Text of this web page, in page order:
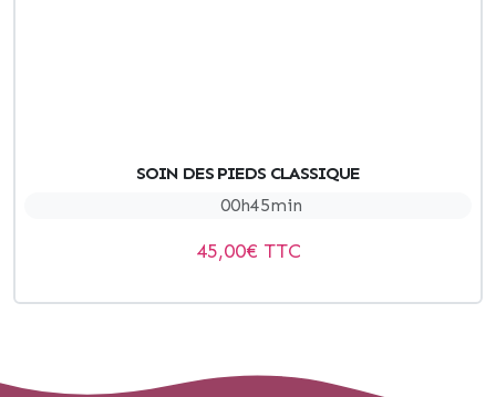
SOIN DES PIEDS CLASSIQUE
00h45min
45,00€ TTC